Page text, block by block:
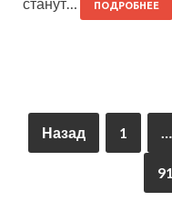
ПОДРОБНЕЕ
Назад 1
91